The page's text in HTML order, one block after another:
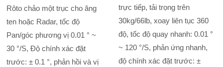
Rôto chảo một trục cho ăng
ten hoặc Radar, tốc độ
Pan/góc phương vị 0.01 ° ~
30 °/S, Độ chính xác đặt
trước: ± 0.1 °, phản hồi và vị
trực tiếp, tải trọng trên
30kg/66lb, xoay liên tục 360
độ, tốc độ quay nhanh: 0.01 °
~ 120 °/S, phản ứng nhanh,
độ chính xác đặt trước: ±